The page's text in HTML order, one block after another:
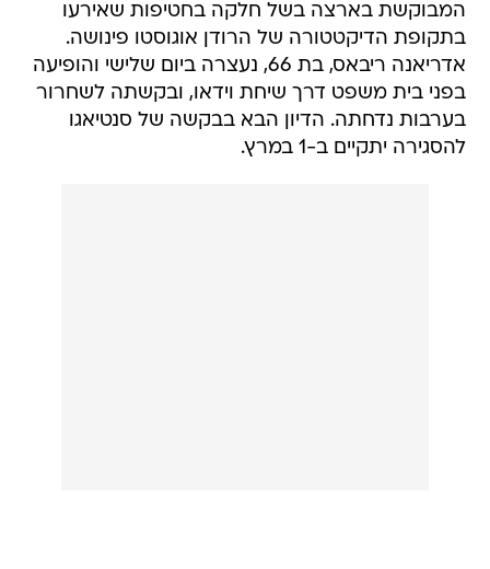
המבוקשת בארצה בשל חלקה בחטיפות שאירעו
בתקופת הדיקטטורה של הרודן אוגוסטו פינושה.
אדריאנה ריבאס, בת 66, נעצרה ביום שלישי והופיעה
בפני בית משפט דרך שיחת וידאו, ובקשתה לשחרור
בערבות נדחתה. הדיון הבא בבקשה של סנטיאגו
להסגירה יתקיים ב-1 במרץ.